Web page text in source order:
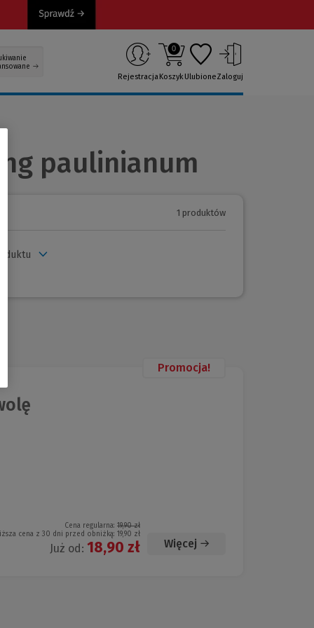
Rejestracja
0
KoszykUlubioneZaloguj
paulinianum
1 produktów
Promocja!
Cena regularna: 19,90 zł
cena z 30 dni przed obniżką: 19,90 zł
Już od: 18,90 zł Więcej